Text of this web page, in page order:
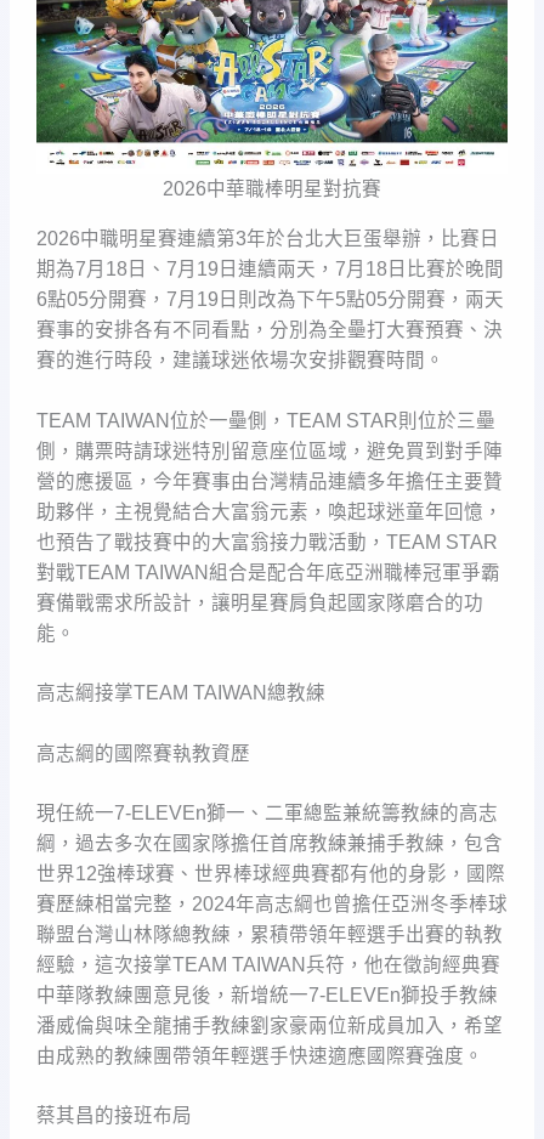
2026中華職棒明星對抗賽
2026中職明星賽連續第3年於台北大巨蛋舉辦，比賽日
期為7月18日、7月19日連續兩天，7月18日比賽於晚間
6點05分開賽，7月19日則改為下午5點05分開賽，兩天
賽事的安排各有不同看點，分別為全壘打大賽預賽、決
賽的進行時段，建議球迷依場次安排觀賽時間。
TEAM TAIWAN位於一壘側，TEAM STAR則位於三壘
側，購票時請球迷特別留意座位區域，避免買到對手陣
營的應援區，今年賽事由台灣精品連續多年擔任主要贊
助夥伴，主視覺結合大富翁元素，喚起球迷童年回憶，
也預告了戰技賽中的大富翁接力戰活動，TEAM STAR
對戰TEAM TAIWAN組合是配合年底亞洲職棒冠軍爭霸
賽備戰需求所設計，讓明星賽肩負起國家隊磨合的功
能。
高志綱接掌TEAM TAIWAN總教練
高志綱的國際賽執教資歷
現任統一7-ELEVEn獅一、二軍總監兼統籌教練的高志
綱，過去多次在國家隊擔任首席教練兼捕手教練，包含
世界12強棒球賽、世界棒球經典賽都有他的身影，國際
賽歷練相當完整，2024年高志綱也曾擔任亞洲冬季棒球
聯盟台灣山林隊總教練，累積帶領年輕選手出賽的執教
經驗，這次接掌TEAM TAIWAN兵符，他在徵詢經典賽
中華隊教練團意見後，新增統一7-ELEVEn獅投手教練
潘威倫與味全龍捕手教練劉家豪兩位新成員加入，希望
由成熟的教練團帶領年輕選手快速適應國際賽強度。
蔡其昌的接班布局